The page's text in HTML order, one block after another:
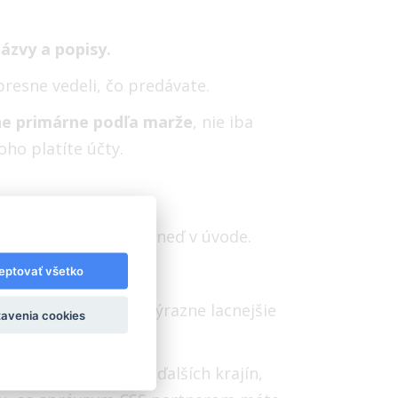
a popisy.
vedeli, čo predávate.
primárne podľa marže, nie iba
platíte účty.
Darko zboril hneď v úvode.
o peniaze.
vieme zabezpečiť výrazne lacnejšie
Shopping Ads do ďalších krajín,
všetko
cookies